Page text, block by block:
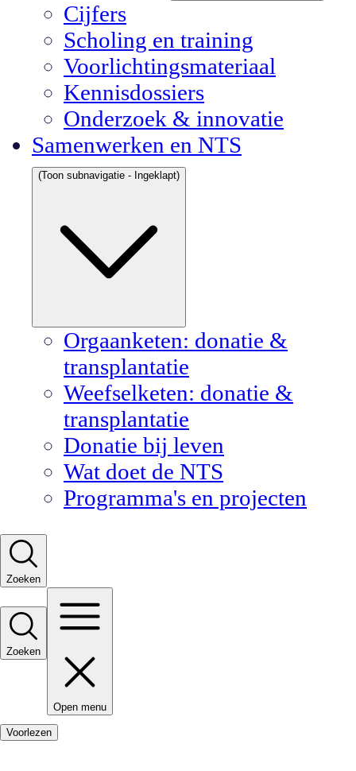
Cijfers
Scholing en training
Voorlichtingsmateriaal
Kennisdossiers
Onderzoek & innovatie
Samenwerken en NTS
(Toon subnavigatie - Ingeklapt)
Orgaanketen: donatie &
transplantatie
Weefselketen: donatie &
transplantatie
Donatie bij leven
Wat doet de NTS
Programma's en projecten
Zoeken
Zoeken
Open menu
Voorlezen